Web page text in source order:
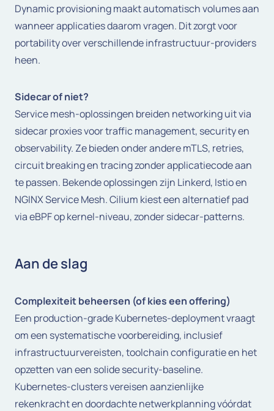
Dynamic provisioning maakt automatisch volumes aan
wanneer applicaties daarom vragen. Dit zorgt voor
portability over verschillende infrastructuur-providers
heen.
Sidecar of niet?
Service mesh-oplossingen breiden networking uit via
sidecar proxies voor traffic management, security en
observability. Ze bieden onder andere mTLS, retries,
circuit breaking en tracing zonder applicatiecode aan
te passen. Bekende oplossingen zijn Linkerd, Istio en
NGINX Service Mesh. Cilium kiest een alternatief pad
via eBPF op kernel-niveau, zonder sidecar-patterns.
Aan de slag
Complexiteit beheersen (of kies een offering)
Een production-grade Kubernetes-deployment vraagt
om een systematische voorbereiding, inclusief
infrastructuurvereisten, toolchain configuratie en het
opzetten van een solide security-baseline.
Kubernetes-clusters vereisen aanzienlijke
rekenkracht en doordachte netwerkplanning vóórdat